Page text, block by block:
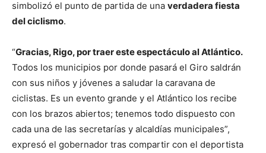
simbolizó el punto de partida de una verdadera fiesta
del ciclismo.
“Gracias, Rigo, por traer este espectáculo al Atlántico.
Todos los municipios por donde pasará el Giro saldrán
con sus niños y jóvenes a saludar la caravana de
ciclistas. Es un evento grande y el Atlántico los recibe
con los brazos abiertos; tenemos todo dispuesto con
cada una de las secretarías y alcaldías municipales”,
expresó el gobernador tras compartir con el deportista